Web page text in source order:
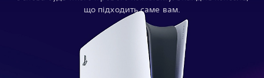
що підходить саме вам.